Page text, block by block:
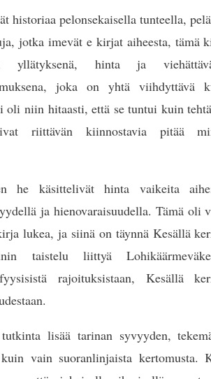
historiaa pelonsekaisella tunteella,
jotka imevät e kirjat​ aiheesta, tämä
yllätyksenä, hinta ja
joka on yhtä viihdyttävä
oli niin hitaasti, että se tuntui kuin
riittävän kiinnostavia pitää
he käsittelivät hinta vaikeita
ja hienovaraisuudella. Tämä oli
lukea, ja siinä on täynnä Kesällä
taistelu liittyä
rajoituksistaan, Kesällä
lisää tarinan syvyyden,
vain suoranlinjaista kertomusta.